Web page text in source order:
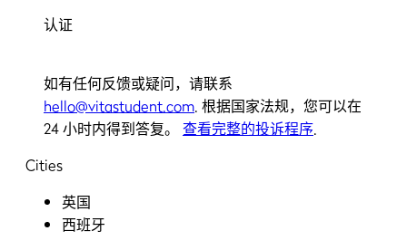
认证
如有任何反馈或疑问，请联系
hello@vitastudent.com. 根据国家法规，您可以在
24 小时内得到答复。 查看完整的投诉程序.
Cities
英国
西班牙